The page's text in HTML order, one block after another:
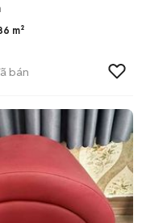
m²
bán